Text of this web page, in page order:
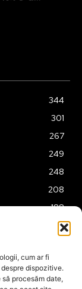
cum ar fi
dispozitive.
procesăm date,
344
301
267
249
248
208
188
175
160